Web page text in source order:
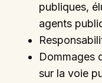
publiques,
agents
Dommages
sur la voie